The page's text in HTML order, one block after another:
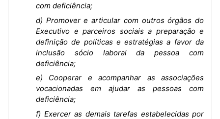
com deficiência;
d) Promover e articular com outros órgãos do
Executivo e parceiros sociais a preparação e
definição de políticas e estratégias a favor da
inclusão sócio laboral da pessoa com
deficiência;
e) Cooperar e acompanhar as associações
vocacionadas em ajudar as pessoas com
deficiência;
f) Exercer as demais tarefas estabelecidas por